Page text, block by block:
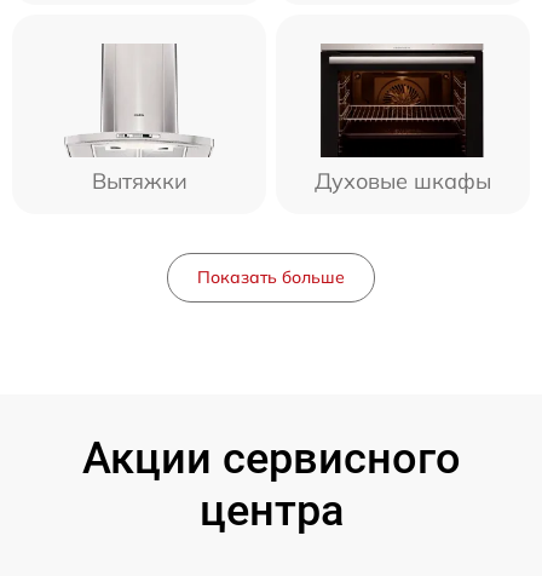
Вытяжки Духовые шкафы
Показать больше
Акции сервисного
центра